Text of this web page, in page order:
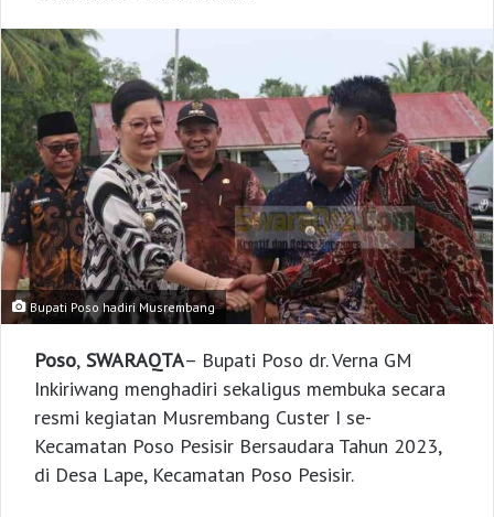
Bupati Poso hadiri Musrembang
Poso, SWARAQTA– Bupati Poso dr. Verna GM
Inkiriwang menghadiri sekaligus membuka secara
resmi kegiatan Musrembang Custer I se-
Kecamatan Poso Pesisir Bersaudara Tahun 2023,
di Desa Lape, Kecamatan Poso Pesisir.